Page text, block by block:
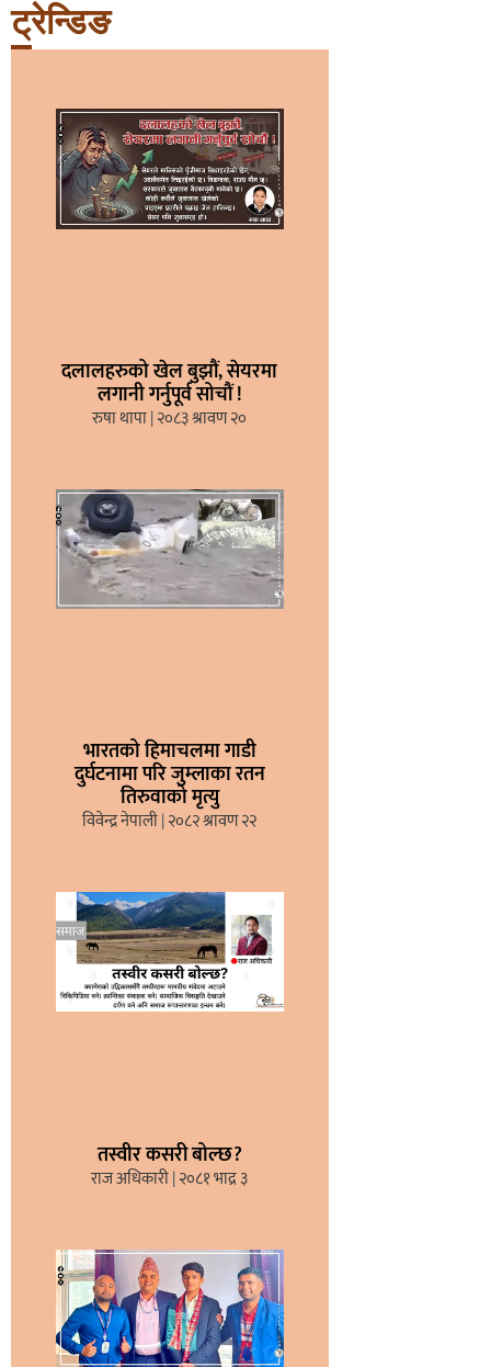
ट्रेन्डिङ
दलालहरुको खेल बुझौं, सेयरमा
लगानी गर्नुपूर्व सोचौं !
रुषा थापा २०८३ श्रावण २०
भारतको हिमाचलमा गाडी
दुर्घटनामा परि जुम्लाका रतन
तिरुवाको मृत्यु
विवेन्द्र नेपाली २०८२ श्रावण २२
तस्वीर कसरी बोल्छ?
राज अधिकारी २०८१ भाद्र ३